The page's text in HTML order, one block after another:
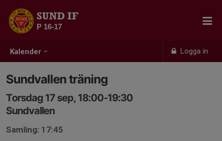
Kalender Logga in
SUND IF
P 16-17
Sundvallen träning
Torsdag 17 sep, 18:00-19:30
Sundvallen
Samling: 17:45